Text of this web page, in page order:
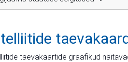
taevakaartide graafikud